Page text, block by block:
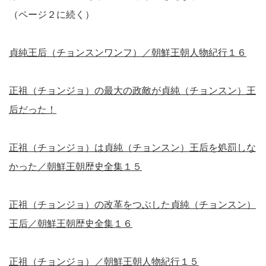
（ページ２に続く）
貞純王后（チョンスンワンフ）／朝鮮王朝人物紀行１６
正祖（チョンジョ）の最大の政敵が貞純（チョンスン）王
后だった！
正祖（チョンジョ）は貞純（チョンスン）王后を処罰しな
かった／朝鮮王朝歴史全集１５
正祖（チョンジョ）の改革をつぶした貞純（チョンスン）
王后／朝鮮王朝歴史全集１６
正祖（チョンジョ）／朝鮮王朝人物紀行１５